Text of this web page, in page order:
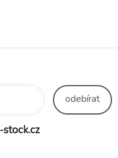
odebírat
stock.cz